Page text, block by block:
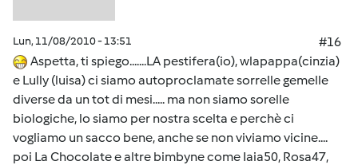
Lun, 11/08/2010 - 13:51
#16
Aspetta, ti spiego.......LA pestifera(io), wlapappa(cinzia)
e Lully (luisa) ci siamo autoproclamate sorrelle gemelle
diverse da un tot di mesi..... ma non siamo sorelle
biologiche, lo siamo per nostra scelta e perchè ci
vogliamo un sacco bene, anche se non viviamo vicine....
poi La Chocolate e altre bimbyne come Iaia50, Rosa47,